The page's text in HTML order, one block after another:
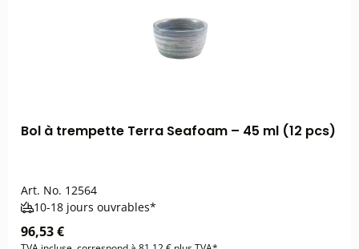
Bol à trempette Terra Seafoam – 45 ml (12 pcs)
Art. No. 12564
10-18 jours ouvrables*
96,53 €